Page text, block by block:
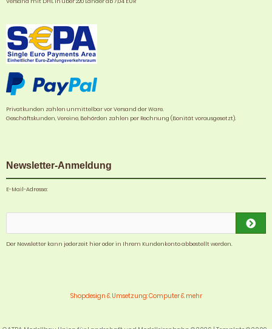
Privatkunden zahlen unmittelbar vor Versand der Ware.
Geschäftskunden, Vereine, Behörden zahlen per Rechnung (Bonität vorausgesetzt).
Newsletter-Anmeldung
E-Mail-Adresse:
Der Newsletter kann jederzeit hier oder in Ihrem Kundenkonto abbestellt werden.
Shopdesign & Umsetzung: Computer & mehr